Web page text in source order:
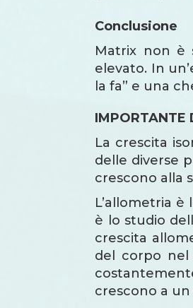
Conclusione
Matrix non è
elevato. In
la fa” e una
IMPORTANTE
La crescita
delle diverse
crescono alla
L’allometria
è lo studio
crescita
del corpo nel
crescono a